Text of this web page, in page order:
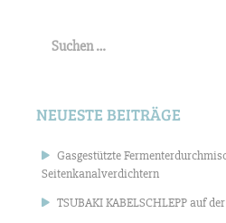
nach:
NEUESTE BEITRÄGE
Gasgestützte
Seitenkanalverdichtern
TSUBAKI KABELSCHLEPP auf